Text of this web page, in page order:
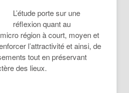
L’étude porte sur une
réflexion quant au
région à court, moyen et
l’attractivité et ainsi, de
tout en préservant
des lieux.